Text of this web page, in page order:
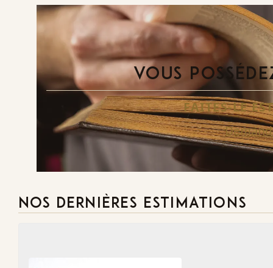
VOUS
FAITES-LE
NOS DERNIÈRES ESTIMATIONS